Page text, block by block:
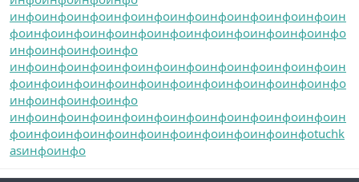
инфоинфоинфоинфоинфоинфоинфоинфоинфоинфоин
фоинфоинфоинфоинфоинфоинфоинфоинфоинфоинфо
инфоинфоинфоинфо
инфоинфоинфоинфоинфоинфоинфоинфоинфоинфоин
фоинфоинфоинфоинфоинфоинфоинфоинфоинфоинфо
инфоинфоинфоинфо
инфоинфоинфоинфоинфоинфоинфоинфоинфоинфоин
фоинфоинфоинфоинфоинфоинфоинфоинфоинфоtuchk
asинфоинфо